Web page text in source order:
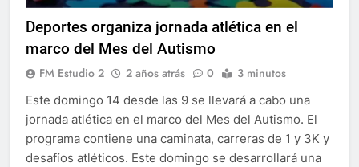
Deportes organiza jornada atlética en el
marco del Mes del Autismo
FM Estudio 2 2 años atrás 0 3 minutos
Este domingo 14 desde las 9 se llevará a cabo una
jornada atlética en el marco del Mes del Autismo. El
programa contiene una caminata, carreras de 1 y 3K y
desafíos atléticos. Este domingo se desarrollará una